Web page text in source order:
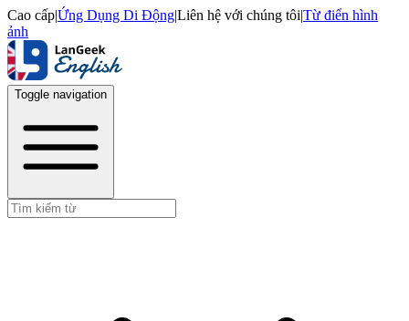
Cao cấp|Ứng Dụng Di Động|Liên hệ với chúng tôi|Từ điển hình
ảnh
Toggle navigation